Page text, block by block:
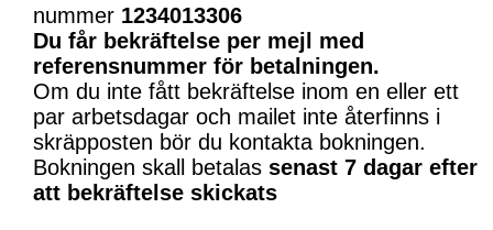
nummer 1234013306
Du får bekräftelse per mejl med
referensnummer för betalningen.
Om du inte fått bekräftelse inom en eller ett
par arbetsdagar och mailet inte återfinns i
skräpposten bör du kontakta bokningen.
Bokningen skall betalas senast 7 dagar efter
att bekräftelse skickats